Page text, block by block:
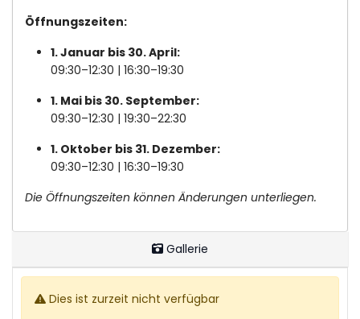
Öffnungszeiten:
1. Januar bis 30. April:
09:30–12:30 | 16:30–19:30
1. Mai bis 30. September:
09:30–12:30 | 19:30–22:30
1. Oktober bis 31. Dezember:
09:30–12:30 | 16:30–19:30
Die Öffnungszeiten können Änderungen unterliegen.
Gallerie
Dies ist zurzeit nicht verfügbar